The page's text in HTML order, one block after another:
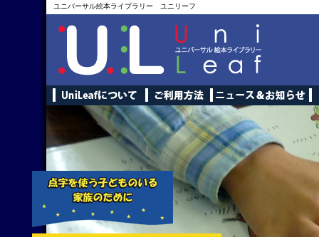
ユニバーサル絵本ライブラリー ユニリーフ